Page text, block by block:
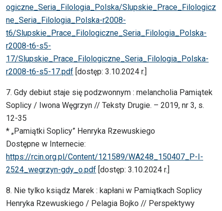
ogiczne_Seria_Filologia_Polska/Slupskie_Prace_Filologicz
ne_Seria_Filologia_Polska-r2008-
t6/Slupskie_Prace_Filologiczne_Seria_Filologia_Polska-
r2008-t6-s5-
17/Slupskie_Prace_Filologiczne_Seria_Filologia_Polska-
r2008-t6-s5-17.pdf [dostęp: 3.10.2024 r.]
7. Gdy debiut staje się podzwonnym : melancholia Pamiątek
Soplicy / Iwona Węgrzyn // Teksty Drugie. – 2019, nr 3, s.
12-35
* „Pamiątki Soplicy” Henryka Rzewuskiego
Dostępne w Internecie:
https://rcin.org.pl/Content/121589/WA248_150407_P-I-
2524_wegrzyn-gdy_o.pdf [dostęp: 3.10.2024 r.]
8. Nie tylko ksiądz Marek : kapłani w Pamiątkach Soplicy
Henryka Rzewuskiego / Pelagia Bojko // Perspektywy